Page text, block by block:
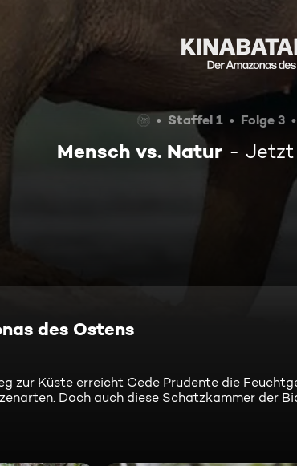
Staffel 1 Folge 3
Mensch vs. Natur Jetzt
des Ostens
zur Küste erreicht Cede Prudente die
Doch auch diese Schatzkammer der